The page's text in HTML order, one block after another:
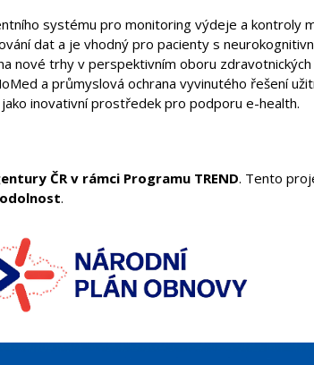
systému pro monitoring výdeje a kontroly
dat a je vhodný pro pacienty s
nové trhy v perspektivním oboru
a průmyslová ochrana vyvinutého řešení
inovativní prostředek pro podporu e-health.
ČR v rámci Programu TREND. Tento
.